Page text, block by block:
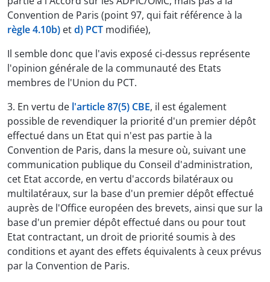
Convention de Paris (point 97, qui fait référence à la
règle 4.10b) etd) PCT modifiée),
Il semble donc que l'avis exposé ci-dessus représente
l'opinion générale de la communauté des Etats
membres de l'Union du PCT.
3. En vertu de l'article 87(5) CBE, il est également
possible de revendiquer la priorité d'un premier dépôt
effectué dans un Etat qui n'est pas partie à la
Convention de Paris, dans la mesure où, suivant une
communication publique du Conseil d'administration,
cet Etat accorde, en vertu d'accords bilatéraux ou
multilatéraux, sur la base d'un premier dépôt effectué
auprès de l'Office européen des brevets, ainsi que sur la
base d'un premier dépôt effectué dans ou pour tout
Etat contractant, un droit de priorité soumis à des
conditions et ayant des effets équivalents à ceux prévus
par la Convention de Paris.